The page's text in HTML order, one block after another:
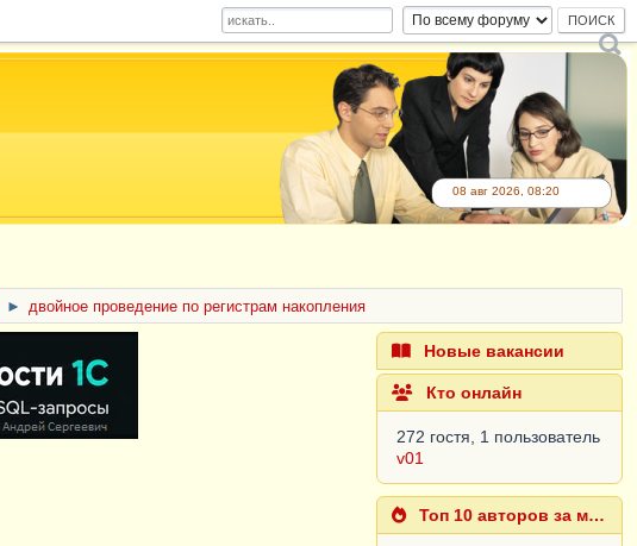
08 авг 2026, 08:20
► двойное проведение по регистрам накопления
Новые вакансии
Кто онлайн
272 гостя, 1 пользователь
v01
Топ 10 авторов за месяц